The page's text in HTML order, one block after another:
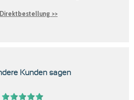
>>
Kunden sagen